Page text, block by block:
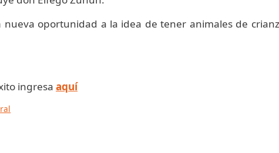
oportunidad a la idea de tener animales de
ingresa aquí